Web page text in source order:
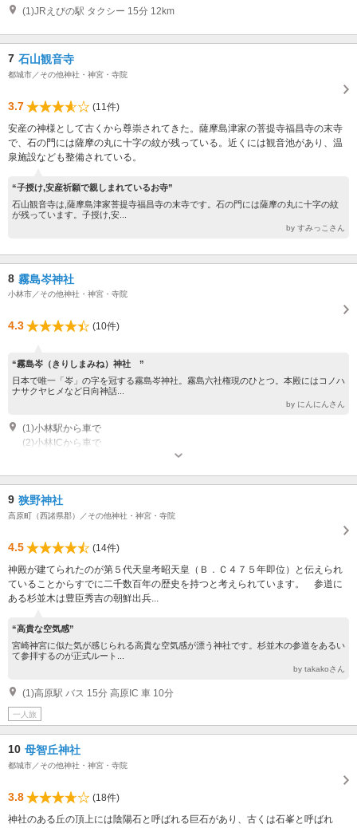
(1)JRえびの駅 タクシー 15分 12km
7 石山観音寺
都城市／その他神社・神宮・寺院
3.7
(11件)
安産の神様として古くから尊崇されてきた。薩摩島津家の菩提寺福昌寺の末寺
で、石の門には薩摩の丸に十字の紋が残っている。近くには観音池があり、温
泉施設なども整備されている。
“子授け,安産祈願で親しまれているお寺”
石山観音寺は,薩摩島津家菩提寺福昌寺の末寺です。石の門には薩摩の丸に十字の紋
が残っています。子授け,安...
by すみっこさん
8 霧島岑神社
小林市／その他神社・神宮・寺院
4.3 (10件)
“霧島岑（きりしまみね）神社 ”
日本で唯一「岑」の字を冠する霧島岑神社。霧島六社権現のひとつ。本殿にはコノハ
ナサクヤヒメなど日向神話...
by にんにんさん
(1)小林駅から車で
(2)小林ICから車で
9 狭野神社
高原町（西諸県郡）／その他神社・神宮・寺院
4.5
(14件)
神殿が建てられたのが第５代天皇考昭天皇（Ｂ．Ｃ４７５年即位）と伝えられ
ていることからすでに二千数百年の歴史を持つと考えられています。 参道に
ある杉並木は豊臣秀吉の朝鮮出兵...
“高貴な空気感”
宮崎神宮に似た気が感じられる高貴な空気感が漂う神社です。杉並木の参道をあるい
て参拝するのが正式ルート...
by takakoさん
(1)高原駅 バス 15分 高原IC 車 10分
一人旅
10 母智丘神社
都城市／その他神社・神宮・寺院
3.8
(18件)
神社のある丘の頂上には陰陽石と呼ばれる巨石があり、古くは石峯と呼ばれ